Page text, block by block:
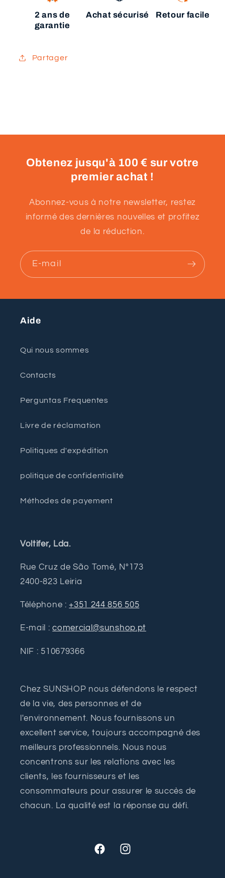
2 ans de
garantie
Achat sécurisé Retour facile
Partager
Obtenez jusqu'à 100 € sur votre
premier achat !
Abonnez-vous à notre newsletter, restez
informé des dernières nouvelles et profitez
de la réduction.
E-mail
Aide
Qui nous sommes
Contacts
Perguntas Frequentes
Livre de réclamation
Politiques d'expédition
politique de confidentialité
Méthodes de payement
Voltifer, Lda.
Rue Cruz de São Tomé, Nº173
2400-823 Leiria
Téléphone :+351 244 856 505
E-mail :comercial@sunshop.pt
NIF : 510679366
Chez SUNSHOP nous défendons le respect
de la vie, des personnes et de
l'environnement. Nous fournissons un
excellent service, toujours accompagné des
meilleurs professionnels. Nous nous
concentrons sur les relations avec les
clients, les fournisseurs et les
consommateurs pour assurer le succès de
chacun. La qualité est la réponse au défi.
FacebookInstagram